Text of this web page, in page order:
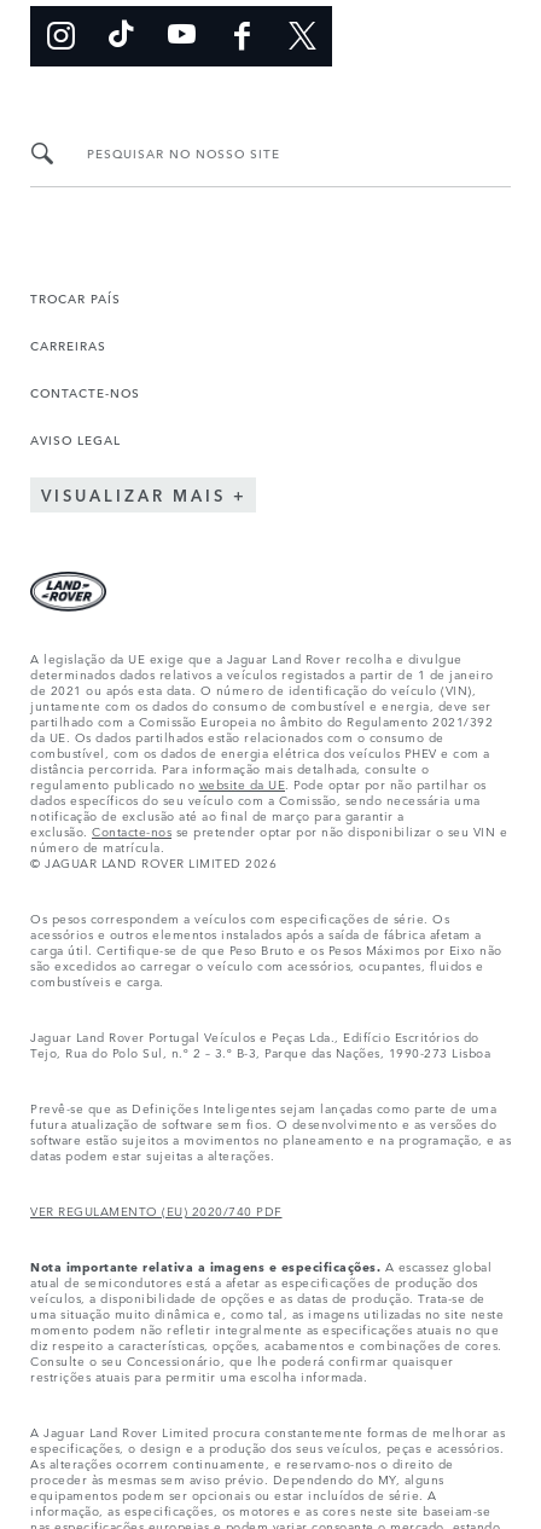
PESQUISAR NO NOSSO SITE
TROCAR PAÍS
CARREIRAS
CONTACTE-NOS
AVISO LEGAL
VISUALIZAR MAIS
A legislação da UE exige que a Jaguar Land Rover recolha e divulgue
determinados dados relativos a veículos registados a partir de 1 de janeiro
de 2021 ou após esta data. O número de identificação do veículo (VIN),
juntamente com os dados do consumo de combustível e energia, deve ser
partilhado com a Comissão Europeia no âmbito do Regulamento 2021/392
da UE. Os dados partilhados estão relacionados com o consumo de
combustível, com os dados de energia elétrica dos veículos PHEV e com a
distância percorrida. Para informação mais detalhada, consulte o
regulamento publicado no website da UE . Pode optar por não partilhar os
dados específicos do seu veículo com a Comissão, sendo necessária uma
notificação de exclusão até ao final de março para garantir a
exclusão. Contacte-nos se pretender optar por não disponibilizar o seu VIN e
número de matrícula.
© JAGUAR LAND ROVER LIMITED 2026
Os pesos correspondem a veículos com especificações de série. Os
acessórios e outros elementos instalados após a saída de fábrica afetam a
carga útil. Certifique-se de que Peso Bruto e os Pesos Máximos por Eixo não
são excedidos ao carregar o veículo com acessórios, ocupantes, fluidos e
combustíveis e carga.
Jaguar Land Rover Portugal Veículos e Peças Lda., Edifício Escritórios do
Tejo, Rua do Polo Sul, n.º 2 – 3.º B-3, Parque das Nações, 1990-273 Lisboa
Prevê-se que as Definições Inteligentes sejam lançadas como parte de uma
futura atualização de software sem fios. O desenvolvimento e as versões do
software estão sujeitos a movimentos no planeamento e na programação, e as
datas podem estar sujeitas a alterações.
VER REGULAMENTO (EU) 2020/740 PDF
Nota importante relativa a imagens e especificações. A escassez global
atual de semicondutores está a afetar as especificações de produção dos
veículos, a disponibilidade de opções e as datas de produção. Trata-se de
uma situação muito dinâmica e, como tal, as imagens utilizadas no site neste
momento podem não refletir integralmente as especificações atuais no que
diz respeito a características, opções, acabamentos e combinações de cores.
Consulte o seu Concessionário, que lhe poderá confirmar quaisquer
restrições atuais para permitir uma escolha informada.
A Jaguar Land Rover Limited procura constantemente formas de melhorar as
especificações, o design e a produção dos seus veículos, peças e acessórios.
As alterações ocorrem continuamente, e reservamo-nos o direito de
proceder às mesmas sem aviso prévio. Dependendo do MY, alguns
equipamentos podem ser opcionais ou estar incluídos de série. A
informação, as especificações, os motores e as cores neste site baseiam-se